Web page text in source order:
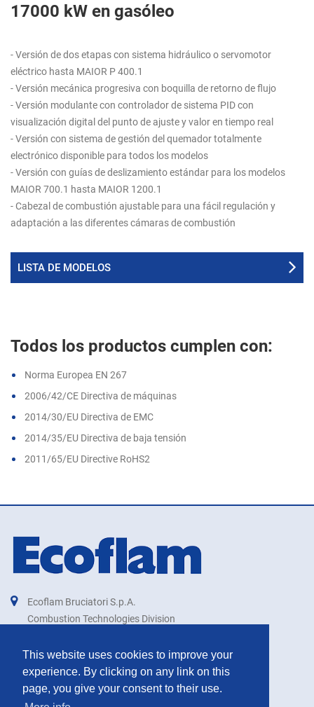
This website uses cookies to improve your
experience. By clicking on any link on this
page, you give your consent to their use.
17000 kW en gasóleo
- Versión de dos etapas con sistema hidráulico o servomotor
eléctrico hasta MAIOR P 400.1
- Versión mecánica progresiva con boquilla de retorno de flujo
- Versión modulante con controlador de sistema PID con
visualización digital del punto de ajuste y valor en tiempo real
- Versión con sistema de gestión del quemador totalmente
electrónico disponible para todos los modelos
- Versión con guías de deslizamiento estándar para los modelos
MAIOR 700.1 hasta MAIOR 1200.1
- Cabezal de combustión ajustable para una fácil regulación y
adaptación a las diferentes cámaras de combustión
LISTA DE MODELOS
Todos los productos cumplen con:
Norma Europea EN 267
2006/42/CE Directiva de máquinas
2014/30/EU Directiva de EMC
2014/35/EU Directiva de baja tensión
2011/65/EU Directive RoHS2
Ecoflam Bruciatori S.p.A.
Combustion Technologies Division
IT00879740264
export@ecoflam-burners.com